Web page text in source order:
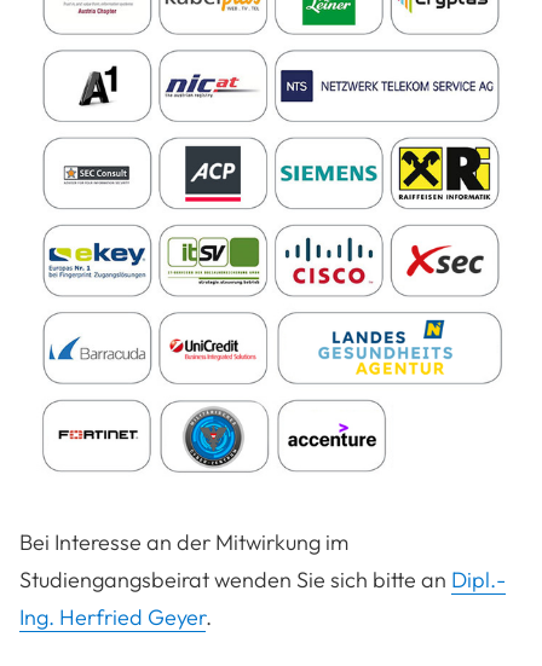
Bei Interesse an der Mitwirkung im
Studiengangsbeirat wenden Sie sich bitte an Dipl.-
Ing. Herfried Geyer.